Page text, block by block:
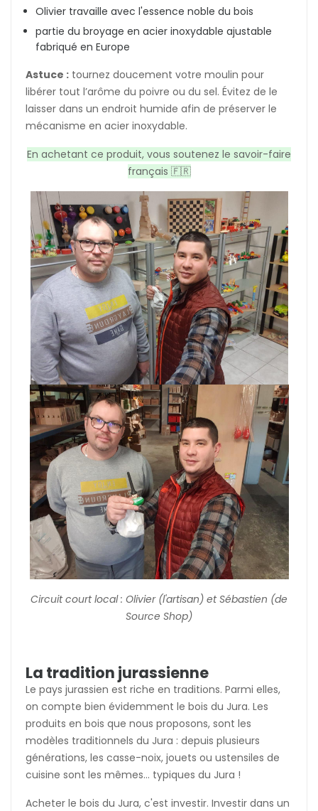
Olivier travaille avec l'essence noble du bois
partie du broyage en acier inoxydable ajustable
fabriqué en Europe
Astuce : tournez doucement votre moulin pour
libérer tout l’arôme du poivre ou du sel. Évitez de le
laisser dans un endroit humide afin de préserver le
mécanisme en acier inoxydable.
En achetant ce produit, vous soutenez le savoir-faire
français 🇫🇷
Circuit court local : Olivier (l'artisan) et Sébastien (de
Source Shop)
La tradition jurassienne
Le pays jurassien est riche en traditions. Parmi elles,
on compte bien évidemment le bois du Jura. Les
produits en bois que nous proposons, sont les
modèles traditionnels du Jura : depuis plusieurs
générations, les casse-noix, jouets ou ustensiles de
cuisine sont les mêmes... typiques du Jura !
Acheter le bois du Jura, c'est investir. Investir dans un